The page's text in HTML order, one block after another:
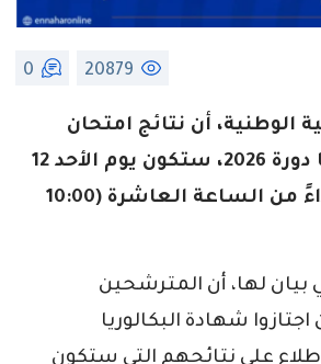
20879
0
الوطنية، أن نتائج امتحان
شهادة البكالوريا دورة 2026، ستكون يوم الأحد 12
جويلية 2026. ابتداءً من الساعة العاشرة (10:00
بيان لها، أن المترشحين
شهادة البكالوريا
على نتائجهم التي ستكون